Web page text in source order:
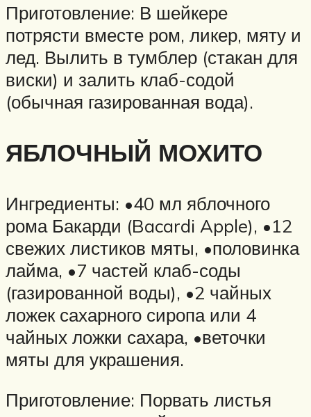
Приготовление: В шейкере
потрясти вместе ром, ликер, мяту и
лед. Вылить в тумблер (стакан для
виски) и залить клаб-содой
(обычная газированная вода).
ЯБЛОЧНЫЙ МОХИТО
Ингредиенты: •40 мл яблочного
рома Бакарди (Bacardi Apple), •12
свежих листиков мяты, •половинка
лайма, •7 частей клаб-соды
(газированной воды), •2 чайных
ложек сахарного сиропа или 4
чайных ложки сахара, •веточки
мяты для украшения.
Приготовление: Порвать листья